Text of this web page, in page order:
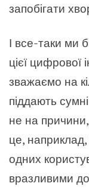
запобігати
І все-таки ми
цієї цифрової
зважаємо на
піддають
не на
це,
одних
вразливими